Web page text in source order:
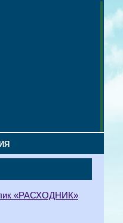
«РАСХОДНИК»